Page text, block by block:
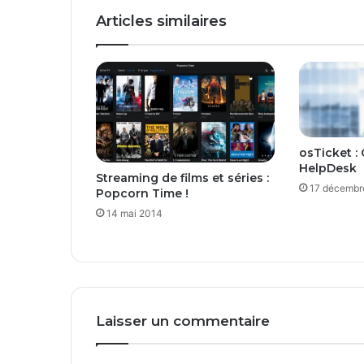
e
d
é
s
i
n
f
e
c
t
i
o
C
Articles similaires
Streaming de films et séries :
Popcorn Time !
14 mai 2014
osTicket :
HelpDesk
17
Laisser un commentaire